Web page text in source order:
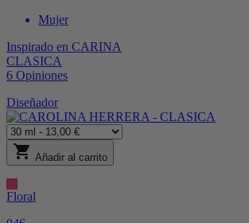
Mujer
Inspirado en CARINA
CLASICA
6 Opiniones
Diseñador
shopping_cart Añadir al carrito
Floral